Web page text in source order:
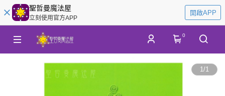
聖哲曼魔法屋
立刻使用官方APP
開啟APP
0
1/1